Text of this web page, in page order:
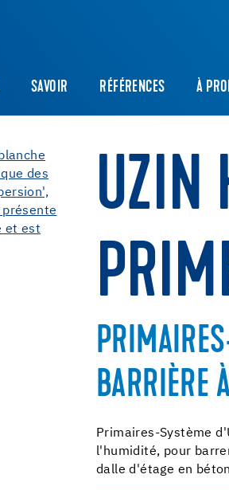
SAVOIR RÉFÉRENCES À
UZIN
BARRIÈRE
Primaires-Système
l'humidité, pour
dalle d'étage en